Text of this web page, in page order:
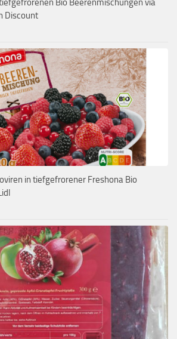
Discount
in tiefgefrorener Freshona Bio